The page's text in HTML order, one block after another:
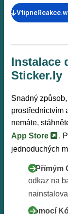
Instalace
Sticker.ly
Snadný
prostřednictvím
nemáte,
App Store
.
jednoduchých
S Přímým
odkaz na
Pomocí